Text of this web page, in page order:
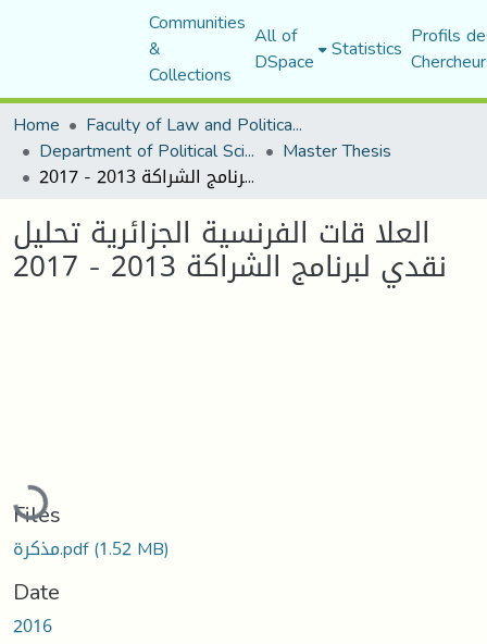
Communities
&
Collections
All of
DSpace Statistics Profils
Home
Faculty of Law and Political Science
Department of Political Sciences Master Thesis
العلا قات الفرنسية الجزائرية تحليل نقدي لبرنامج الشراكة 2013 - 2017
العلا قات الفرنسية الجزائرية تحليل
نقدي لبرنامج الشراكة 2013 - 2017
Loading...
Files
مذكرة.pdf(1.52 MB)
Date
2016